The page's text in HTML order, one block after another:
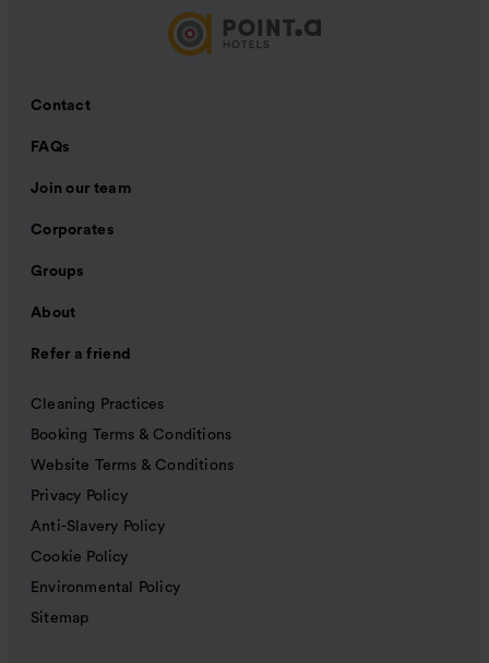
Contact
FAQs
Join our team
Corporates
Groups
About
Refer a friend
Cleaning Practices
Booking Terms & Conditions
Website Terms & Conditions
Privacy Policy
Anti-Slavery Policy
Cookie Policy
Environmental Policy
Sitemap